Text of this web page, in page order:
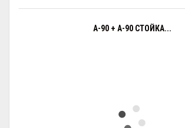
А-90 + А-90 СТОЙКА...